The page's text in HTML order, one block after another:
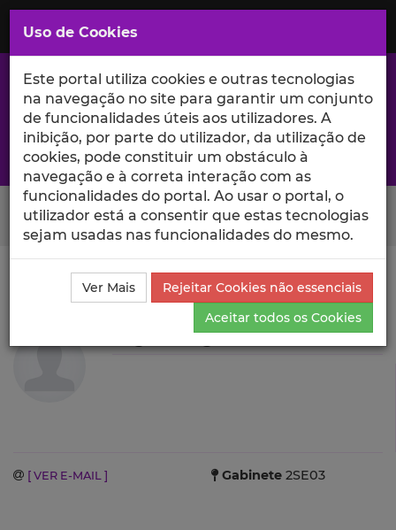
Saltar
para
Conteúdo
Principal
A excelência da investigação e ciência no Iscte
Search Button
Ciência_Iscte Autores
Miguel Angelo Andrade
Projetos de Investigação
Miguel Angelo Andrade
[ VER E-MAIL ] Gabinete 2SE03
Uso de Cookies
Este portal utiliza cookies e outras tecnologias
na navegação no site para garantir um conjunto
de funcionalidades úteis aos utilizadores. A
inibição, por parte do utilizador, da utilização de
cookies, pode constituir um obstáculo à
navegação e à correta interação com as
funcionalidades do portal. Ao usar o portal, o
utilizador está a consentir que estas tecnologias
sejam usadas nas funcionalidades do mesmo.
Ver Mais
Rejeitar Cookies não essenciais
Aceitar todos os Cookies